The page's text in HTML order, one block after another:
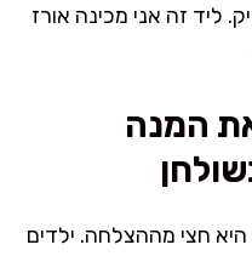
ליד זה אני מכינה אורז
המנה
חצי מההצלחה. ילדים